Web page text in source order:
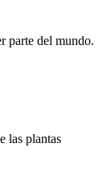
parte del mundo.
las plantas